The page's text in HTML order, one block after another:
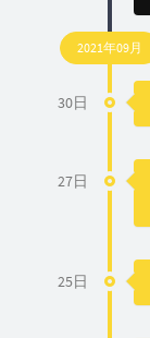
2021年09月
30日
27日
25日